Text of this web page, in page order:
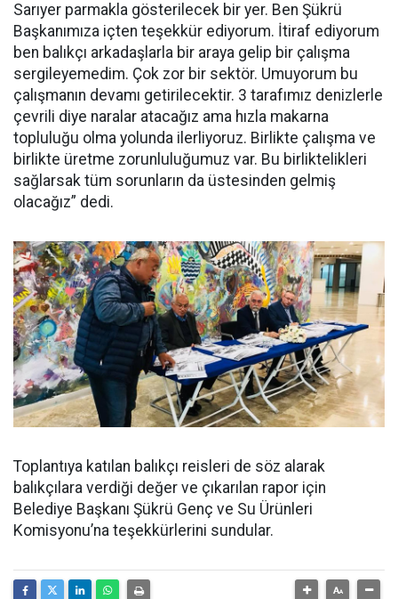
Sarıyer parmakla gösterilecek bir yer. Ben Şükrü
Başkanımıza içten teşekkür ediyorum. İtiraf ediyorum
ben balıkçı arkadaşlarla bir araya gelip bir çalışma
sergileyemedim. Çok zor bir sektör. Umuyorum bu
çalışmanın devamı getirilecektir. 3 tarafımız denizlerle
çevrili diye naralar atacağız ama hızla makarna
topluluğu olma yolunda ilerliyoruz. Birlikte çalışma ve
birlikte üretme zorunluluğumuz var. Bu birliktelikleri
sağlarsak tüm sorunların da üstesinden gelmiş
olacağız” dedi.
Toplantıya katılan balıkçı reisleri de söz alarak
balıkçılara verdiği değer ve çıkarılan rapor için
Belediye Başkanı Şükrü Genç ve Su Ürünleri
Komisyonu’na teşekkürlerini sundular.